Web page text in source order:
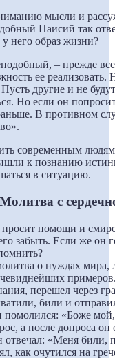
мысли и
Паисий так
него образ жизни?
– прежде
ее
другие и не
Но если он
В противном
современным людям
к познанию
в ситуацию.
Молитва с
просит помощи и
забыть. Если же он
о нуждах
перешел через
били и
помолился: «Боже
а после допроса он
«Меня били,
очутился на